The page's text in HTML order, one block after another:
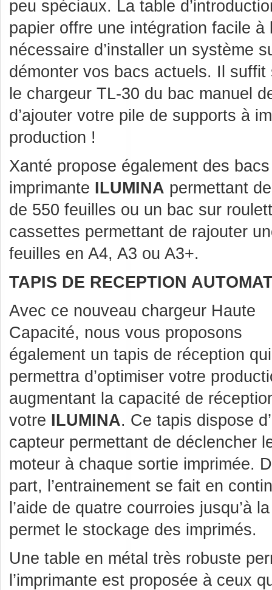
peu spéciaux. La table
papier offre une intégration facile à
nécessaire d’installer un système
démonter vos bacs actuels. Il suffit
le chargeur TL-30 du bac manuel
d’ajouter votre pile de supports à
production !
Xanté propose également des
imprimante ILUMINA permettant
de 550 feuilles ou un bac sur
cassettes permettant de rajouter
feuilles en A4, A3 ou A3+.
TAPIS DE RECEPTION
Avec ce nouveau chargeur Haute
Capacité, nous vous proposons
également un tapis de réception
permettra d’optimiser votre
augmentant la capacité de
votre ILUMINA. Ce tapis dispose
capteur permettant de déclencher
moteur à chaque sortie imprimée.
part, l’entrainement se fait en
l’aide de quatre courroies jusqu’à
permet le stockage des imprimés.
Une table en métal très robuste
l’imprimante est proposée à ceux